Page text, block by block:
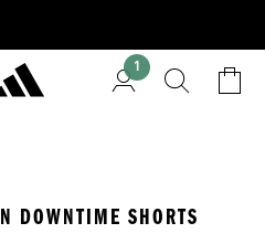
1
DOWNTIME SHORTS